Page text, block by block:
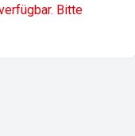
Bitte